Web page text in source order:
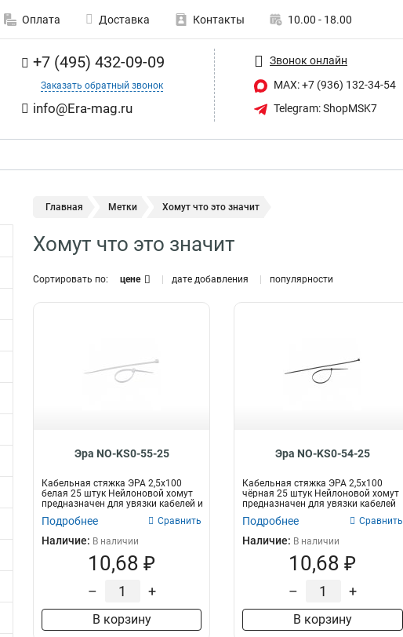
Оплата Доставка Контакты 10.00 - 18.00
+7 (495) 432-09-09
Заказать обратный звонок
info@Era-mag.ru
Звонок онлайн
MAX: +7 (936) 132-34-54
Telegram: ShopMSK7
Главная Метки Хомут что это значит
Хомут что это значит
Сортировать по: цене дате добавления популярности
Эра NO-KS0-55-25
Кабельная стяжка ЭРА 2,5х100
белая 25 штук Нейлоновой хомут
предназначен для увязки кабелей и
Подробнее Сравнить
Наличие: В наличии
10,68 ₽
– +
В корзину
Эра NO-KS0-54-25
Кабельная стяжка ЭРА 2,5х100
чёрная 25 штук Нейлоновой хомут
предназначен для увязки кабелей
Подробнее Сравнить
Наличие: В наличии
10,68 ₽
– +
В корзину